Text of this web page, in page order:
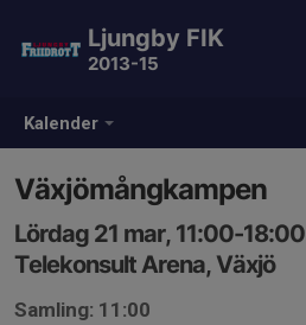
Kalender
Ljungby FIK
2013-15
Växjömångkampen
Lördag 21 mar, 11:00-18:00
Telekonsult Arena, Växjö
Samling: 11:00